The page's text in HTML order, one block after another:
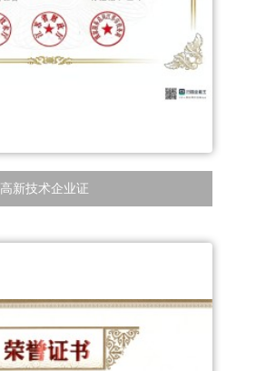
高新技术企业证